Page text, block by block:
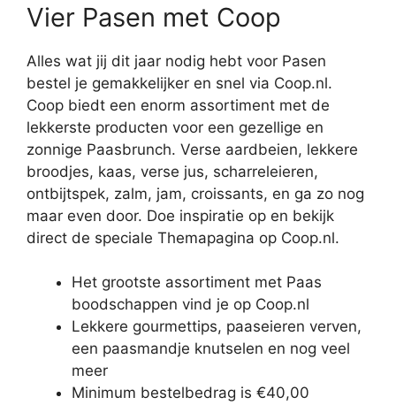
Vier Pasen met Coop
Alles wat jij dit jaar nodig hebt voor Pasen
bestel je gemakkelijker en snel via Coop.nl.
Coop biedt een enorm assortiment met de
lekkerste producten voor een gezellige en
zonnige Paasbrunch. Verse aardbeien, lekkere
broodjes, kaas, verse jus, scharreleieren,
ontbijtspek, zalm, jam, croissants, en ga zo nog
maar even door. Doe inspiratie op en bekijk
direct de speciale Themapagina op Coop.nl.
Het grootste assortiment met Paas
boodschappen vind je op Coop.nl
Lekkere gourmettips, paaseieren verven,
een paasmandje knutselen en nog veel
meer
Minimum bestelbedrag is €40,00